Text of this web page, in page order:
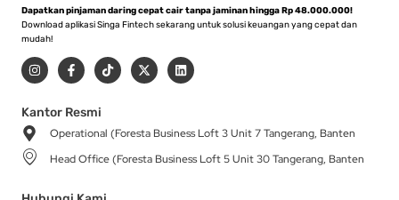
Dapatkan pinjaman daring cepat cair tanpa jaminan hingga Rp 48.000.000!
Download aplikasi Singa Fintech sekarang untuk solusi keuangan yang cepat dan
mudah!
I
n
s
a
g
r
a
m
F
a
c
b
o
-
T
i
k
X
-
t
t
r
L
i
n
i
Kantor Resmi
Operational (Foresta Business Loft 3 Unit 7 Tangerang, Banten
Head Office (Foresta Business Loft 5 Unit 30 Tangerang, Banten